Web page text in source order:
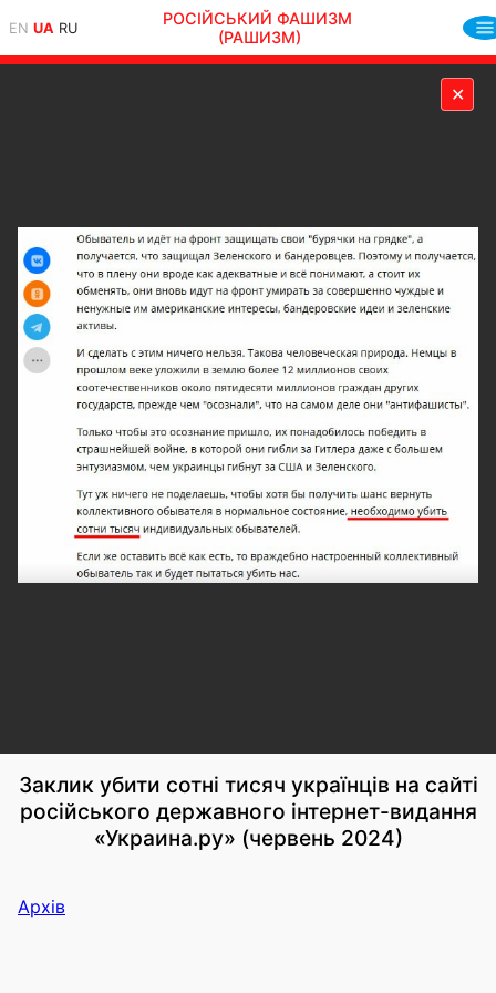
EN UA RU
РОСІЙСЬКИЙ ФАШИЗМ
(РАШИЗМ)
✕
Заклик убити сотні тисяч українців на сайті
російського державного інтернет-видання
«Украина.ру» (червень 2024)
Архів